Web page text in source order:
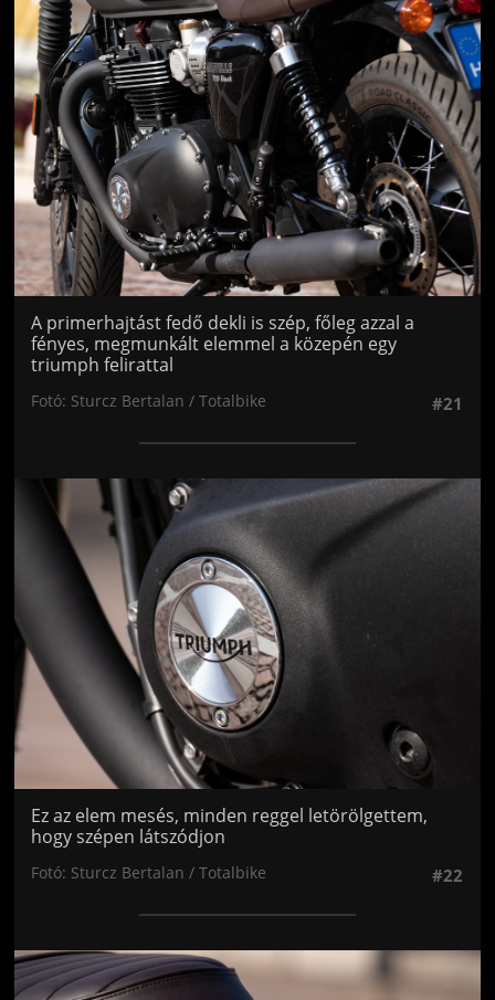
Jön még kép!
A primerhajtást fedő dekli is szép, főleg azzal a
fényes, megmunkált elemmel a közepén egy
triumph felirattal
Fotó: Sturcz Bertalan / Totalbike #21
Jön még kép!
Ez az elem mesés, minden reggel letörölgettem,
hogy szépen látszódjon
Fotó: Sturcz Bertalan / Totalbike #22
Jön még kép!